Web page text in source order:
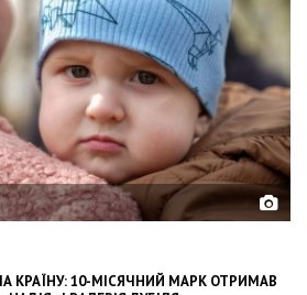
КРАЇНУ: 10-МІСЯЧНИЙ МАРК ОТРИМАВ